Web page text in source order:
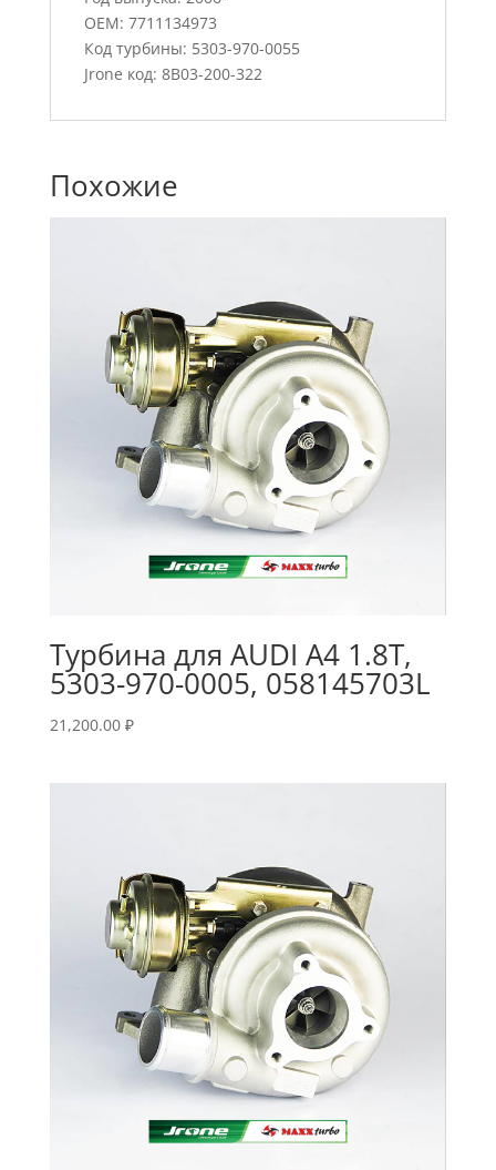
OEM: 7711134973
Код турбины: 5303-970-0055
Jrone код: 8B03-200-322
Похожие
Турбина для AUDI A4 1.8T,
5303-970-0005, 058145703L
21,200.00 ₽